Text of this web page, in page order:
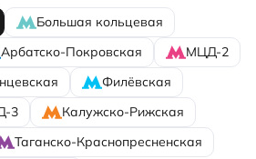
Большая кольцевая
Арбатско-Покровская
МЦД-2
Филёвская
3
Калужско-Рижская
Таганско-Краснопресненская